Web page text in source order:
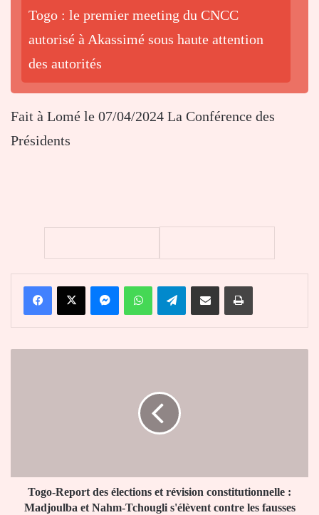
Togo : le premier meeting du CNCC
autorisé à Akassimé sous haute attention
des autorités
Fait à Lomé le 07/04/2024 La Conférence des
Présidents
FacebookX MessengerWhatsAppTelegramPartager par email Imprimer
Madjoulba
Nahm-
Togo-Report des élections et révision constitutionnelle :
Madjoulba et Nahm-Tchougli s'élèvent contre les fausses